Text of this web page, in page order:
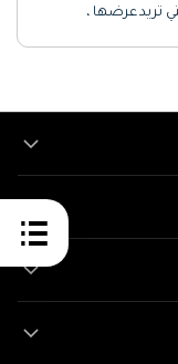
تريد عرضها ،